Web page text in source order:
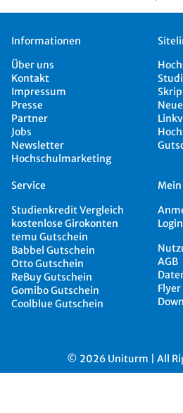
Informationen
Über uns
Kontakt
Impressum
Presse
Partner
Jobs
Newsletter
Hochschulmarketing
Service
Studienkredit Vergleich
kostenlose Girokonten
temu Gutschein
Babbel Gutschein
Otto Gutschein
ReBuy Gutschein
Gomibo Gutschein
Coolblue Gutschein
Login
AGB
© 2026 Uniturm | All